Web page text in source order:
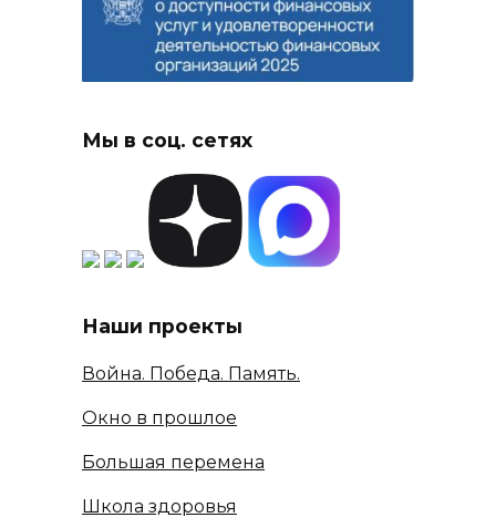
Мы в соц. сетях
Наши проекты
Война. Победа. Память.
Окно в прошлое
Большая перемена
Школа здоровья